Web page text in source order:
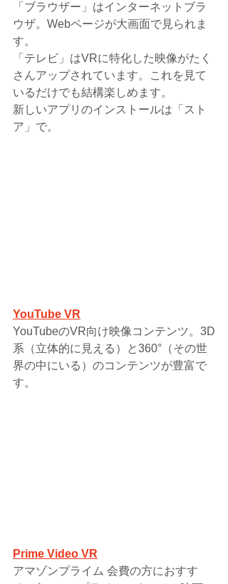
「ブラウザー」はインターネットブラ
ウザ。Webページが大画面で見られま
す。
「テレビ」はVRに特化した映像がたく
さんアップされています。これを見て
いるだけでも結構楽しめます。
新しいアプリのインストールは「スト
ア」で。
YouTube VR
YouTubeのVR向け映像コンテンツ。3D
系（立体的に見える）と360°（その世
界の中にいる）のコンテンツが豊富で
す。
Prime Video VR
アマゾンプライム 会費の方におすす